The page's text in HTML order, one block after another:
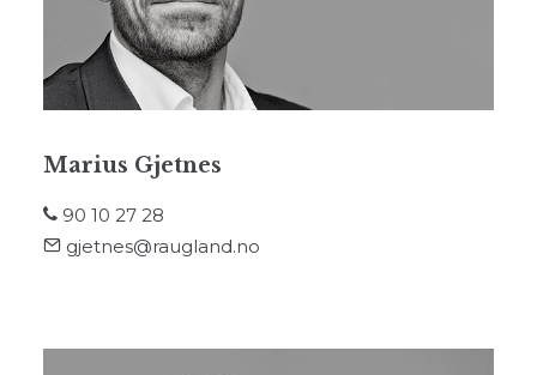
Marius Gjetnes
90 10 27 28
gjetnes@raugland.no